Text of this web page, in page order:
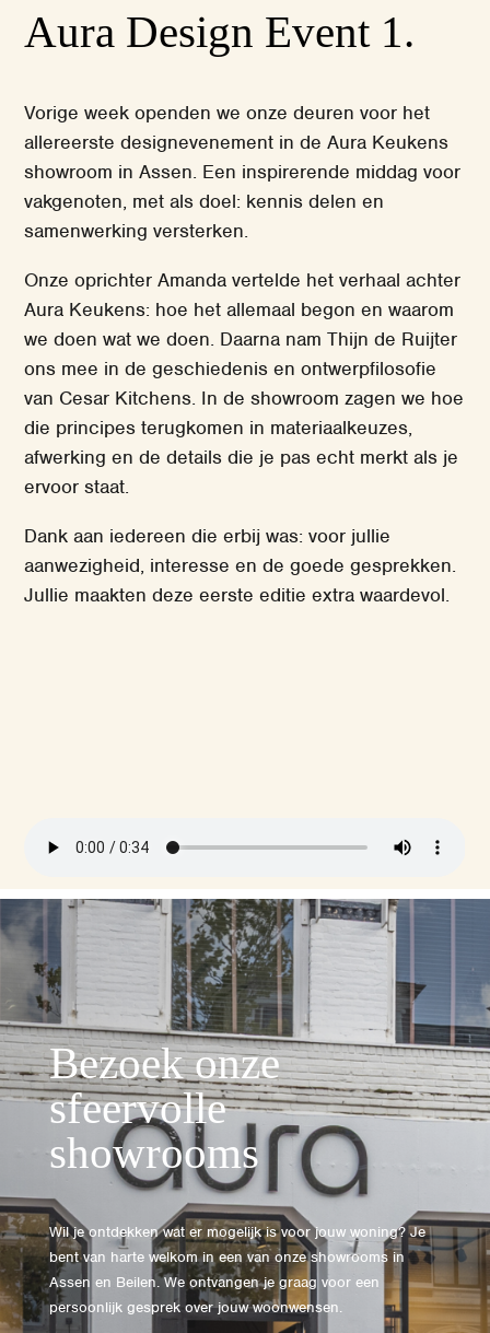
Aura Design Event 1.
Vorige week openden we onze deuren voor het
allereerste designevenement in de Aura Keukens
showroom in Assen. Een inspirerende middag voor
vakgenoten, met als doel: kennis delen en
samenwerking versterken.
Onze oprichter Amanda vertelde het verhaal achter
Aura Keukens: hoe het allemaal begon en waarom
we doen wat we doen. Daarna nam Thijn de Ruijter
ons mee in de geschiedenis en ontwerpfilosofie
van Cesar Kitchens. In de showroom zagen we hoe
die principes terugkomen in materiaalkeuzes,
afwerking en de details die je pas echt merkt als je
ervoor staat.
Dank aan iedereen die erbij was: voor jullie
aanwezigheid, interesse en de goede gesprekken.
Jullie maakten deze eerste editie extra waardevol.
Bezoek onze
sfeervolle
showrooms
Wil je ontdekken wat er mogelijk is voor jouw woning? Je
bent van harte welkom in een van onze showrooms in
Assen en Beilen. We ontvangen je graag voor een
persoonlijk gesprek over jouw woonwensen.